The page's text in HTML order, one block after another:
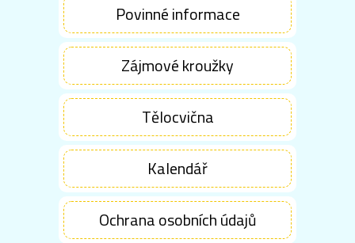
Povinné informace
Zájmové kroužky
Tělocvična
Kalendář
Ochrana osobních údajů